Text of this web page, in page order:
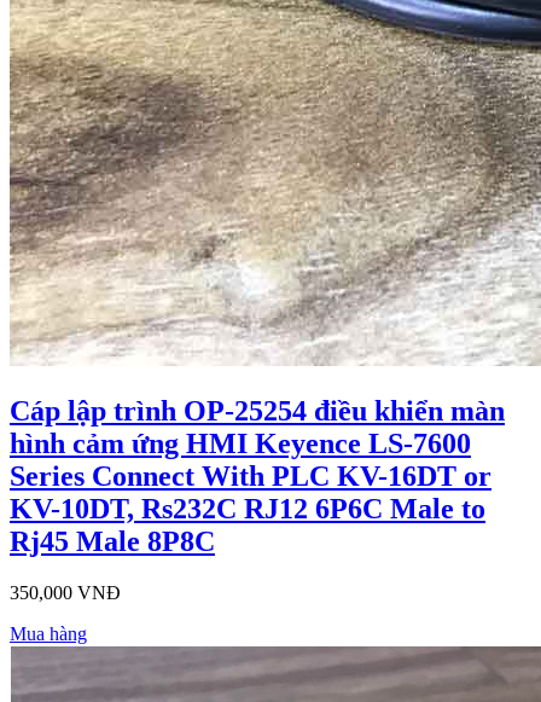
Cáp lập trình OP-25254 điều khiển màn
hình cảm ứng HMI Keyence LS-7600
Series Connect With PLC KV-16DT or
KV-10DT, Rs232C RJ12 6P6C Male to
Rj45 Male 8P8C
350,000 VNĐ
Mua hàng